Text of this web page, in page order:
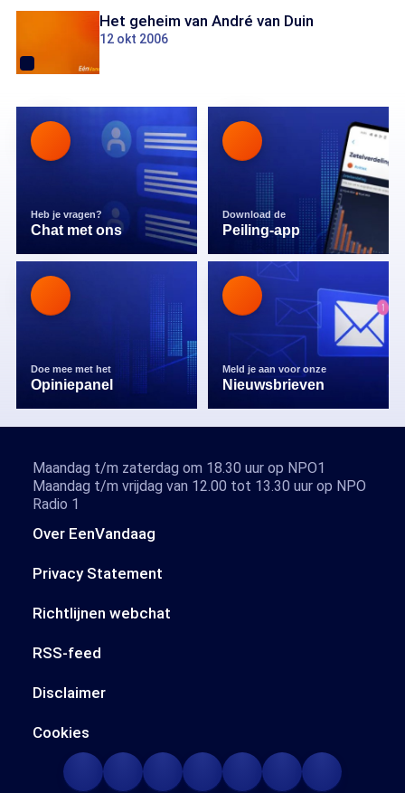
Het geheim van André van Duin
12 okt 2006
Heb je vragen?
Chat met ons
Download de
Peiling-app
Doe mee met het
Opiniepanel
Meld je aan voor onze
Nieuwsbrieven
Over EenVandaag
Privacy Statement
Richtlijnen webchat
RSS-feed
Disclaimer
Cookies
Maandag t/m zaterdag om 18.30 uur op NPO1
Maandag t/m vrijdag van 12.00 tot 13.30 uur op NPO
Radio 1